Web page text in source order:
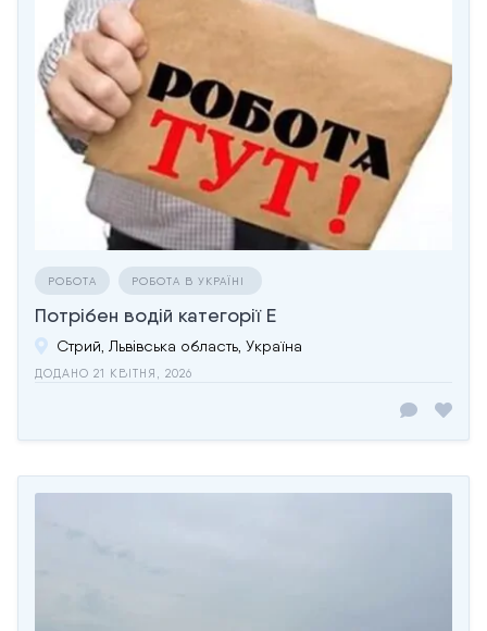
РОБОТА РОБОТА В УКРАЇНІ
Потрібен водій категорії Е
Стрий, Львівська область, Україна
ДОДАНО 21 КВІТНЯ, 2026